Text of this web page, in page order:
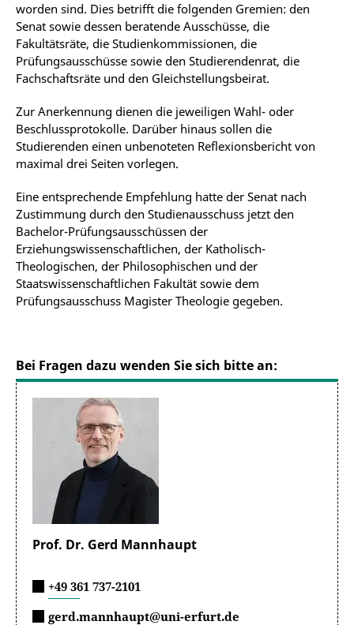
worden sind. Dies betrifft die folgenden Gremien: den
Senat sowie dessen beratende Ausschüsse, die
Fakultätsräte, die Studienkommissionen, die
Prüfungsausschüsse sowie den Studierendenrat, die
Fachschaftsräte und den Gleichstellungsbeirat.
Zur Anerkennung dienen die jeweiligen Wahl- oder
Beschlussprotokolle. Darüber hinaus sollen die
Studierenden einen unbenoteten Reflexionsbericht von
maximal drei Seiten vorlegen.
Eine entsprechende Empfehlung hatte der Senat nach
Zustimmung durch den Studienausschuss jetzt den
Bachelor-Prüfungsausschüssen der
Erziehungswissenschaftlichen, der Katholisch-
Theologischen, der Philosophischen und der
Staatswissenschaftlichen Fakultät sowie dem
Prüfungsausschuss Magister Theologie gegeben.
Bei Fragen dazu wenden Sie sich bitte an:
Prof. Dr. Gerd Mannhaupt
+49 361 737-2101
gerd.mannhaupt@uni-erfurt.de